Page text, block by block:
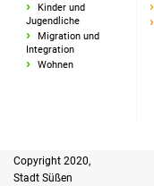
Kinder und
Jugendliche
Migration und
Integration
Wohnen
Copyright 2020,
Stadt Süßen